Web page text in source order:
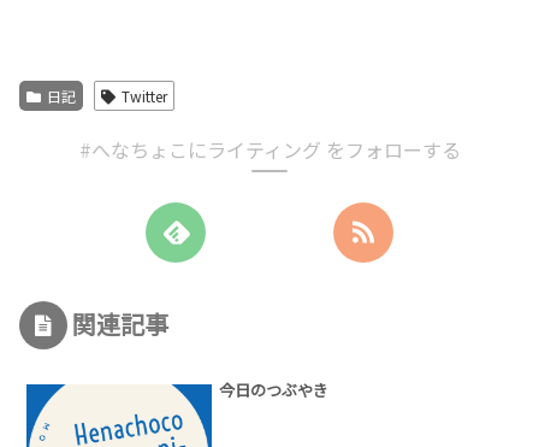
日記 Twitter
#へなちょこにライティング をフォローする
関連記事
今日のつぶやき